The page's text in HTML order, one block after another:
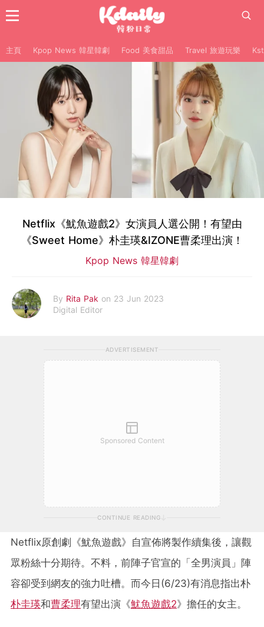
主頁 Kpop News 韓星韓劇 Food 美食甜品 Travel 旅遊玩樂
Netflix《魷魚遊戲2》女演員人選公開！有望由
《Sweet Home》朴圭瑛&IZONE曹柔理出演！
Kpop News 韓星韓劇
By Rita Pak on 23 Jun 2023
Digital Editor
ADVERTISEMENT
Sponsored Content
CONTINUE READING
Netflix原創劇《魷魚遊戲》自宣佈將製作續集後，讓觀
眾粉絲十分期待。不料，前陣子官宣的「全男演員」陣
容卻受到網友的強力吐槽。而今日(6/23)有消息指出朴
朴圭瑛和曹柔理有望出演《魷魚遊戲2》擔任的女主。